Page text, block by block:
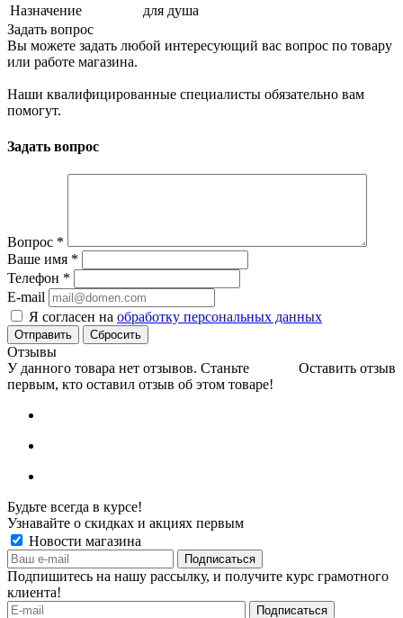
Назначение
для душа
Задать вопрос
Вы можете задать любой интересующий вас вопрос по товару
или работе магазина.
Наши квалифицированные специалисты обязательно вам
помогут.
Задать вопрос
Вопрос *
Ваше имя *
Телефон *
E-mail
Я согласен на обработку персональных данных
Сбросить
Отзывы
Оставить отзыв
У данного товара нет отзывов. Станьте
первым, кто оставил отзыв об этом товаре!
Будьте всегда в курсе!
Узнавайте о скидках и акциях первым
Новости магазина
Подпишитесь на нашу рассылку, и получите курс грамотного
клиента!